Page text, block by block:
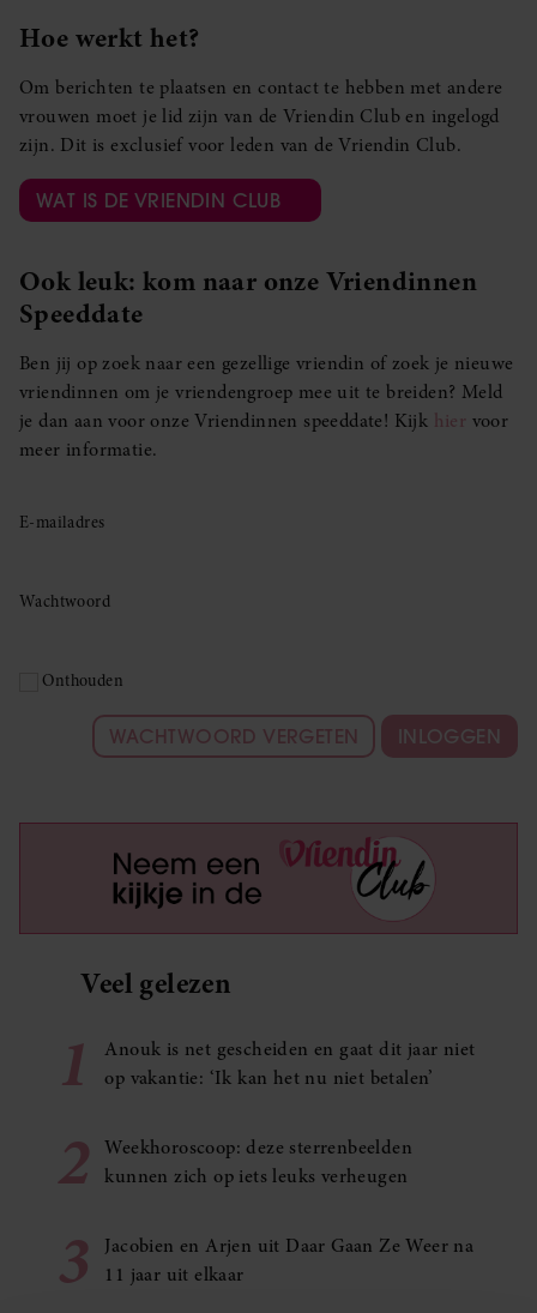
Hoe werkt het?
Om berichten te plaatsen en contact te hebben met andere
vrouwen moet je lid zijn van de Vriendin Club en ingelogd
zijn. Dit is exclusief voor leden van de Vriendin Club.
WAT IS DE VRIENDIN CLUB
Ook leuk: kom naar onze Vriendinnen
Speeddate
Ben jij op zoek naar een gezellige vriendin of zoek je nieuwe
vriendinnen om je vriendengroep mee uit te breiden? Meld
je dan aan voor onze Vriendinnen speeddate! Kijk hier voor
meer informatie.
E-mailadres
Wachtwoord
Onthouden
WACHTWOORD VERGETEN INLOGGEN
Veel gelezen
1
Anouk is net gescheiden en gaat dit jaar niet
op vakantie: ‘Ik kan het nu niet betalen’
2
Weekhoroscoop: deze sterrenbeelden
kunnen zich op iets leuks verheugen
3
Jacobien en Arjen uit Daar Gaan Ze Weer na
11 jaar uit elkaar